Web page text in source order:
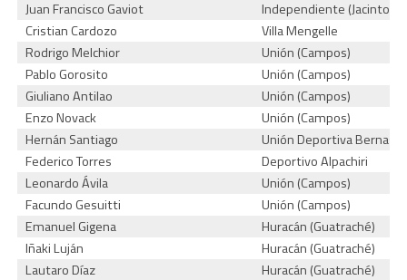
Juan Francisco Gaviot
Independiente (Jacinto
Cristian Cardozo
Villa Mengelle
Rodrigo Melchior
Unión (Campos)
Pablo Gorosito
Unión (Campos)
Giuliano Antilao
Unión (Campos)
Enzo Novack
Unión (Campos)
Hernán Santiago
Unión Deportiva
Federico Torres
Deportivo Alpachiri
Leonardo Ávila
Unión (Campos)
Facundo Gesuitti
Unión (Campos)
Emanuel Gigena
Huracán (Guatraché)
Iñaki Luján
Huracán (Guatraché)
Lautaro Díaz
Huracán (Guatraché)